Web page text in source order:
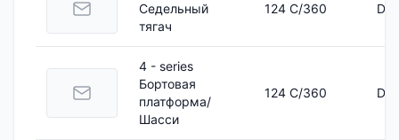
Седельный
тягач
124 C/360
4 - series
Бортовая
платформа/
Шасси
124 C/360